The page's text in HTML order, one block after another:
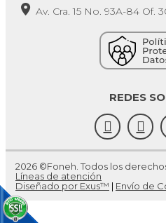
Av. Cra. 15 No. 93A-84
REDES
2026 ©Foneh. Todos los
Líneas de atención
Diseñado por Exus™ | Envío de